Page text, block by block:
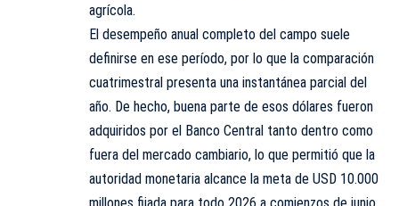
agrícola.
El desempeño anual completo del campo suele
definirse en ese período, por lo que la comparación
cuatrimestral presenta una instantánea parcial del
año. De hecho, buena parte de esos dólares fueron
adquiridos por el Banco Central tanto dentro como
fuera del mercado cambiario, lo que permitió que la
autoridad monetaria alcance la meta de USD 10.000